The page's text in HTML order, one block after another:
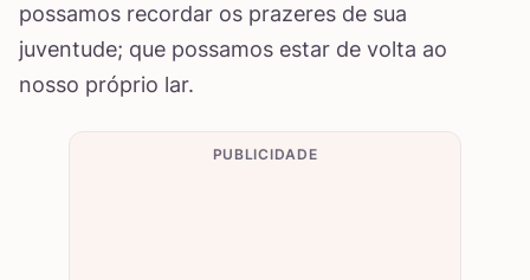
possamos recordar os prazeres de sua
juventude; que possamos estar de volta ao
nosso próprio lar.
PUBLICIDADE